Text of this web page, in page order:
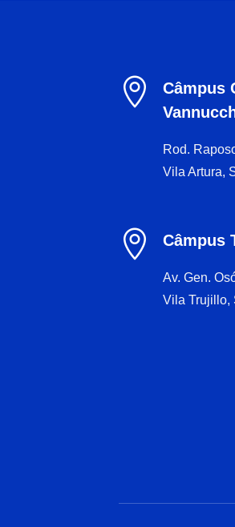

Câmpus
Rod.
Vila Artura,
 Câmpus
Av. Gen.
Vila Trujillo,